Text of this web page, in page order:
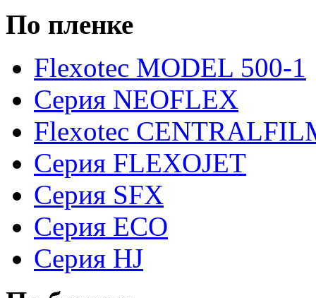
По пленке
Flexotec MODEL 500-1
Серия NEOFLEX
Flexotec
Серия FLEXOJET
Серия SFX
Серия ECO
Серия HJ